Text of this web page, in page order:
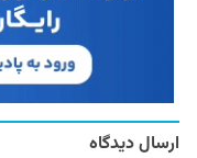
ارسال دیدگاه